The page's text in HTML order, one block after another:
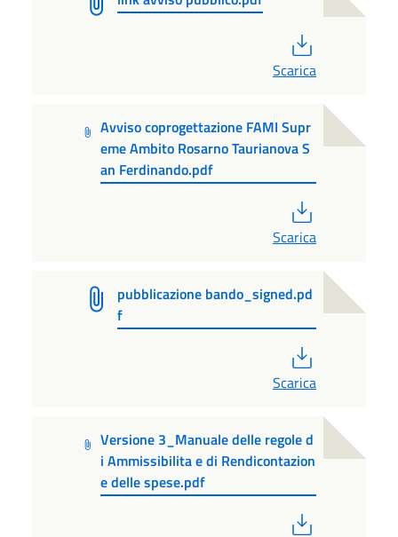
Scarica
Avviso coprogettazione FAMI Supr
eme Ambito Rosarno Taurianova S
an Ferdinando.pdf
Scarica
pubblicazione bando_signed.pd
f
Scarica
Versione 3_Manuale delle regole d
i Ammissibilita e di Rendicontazion
e delle spese.pdf